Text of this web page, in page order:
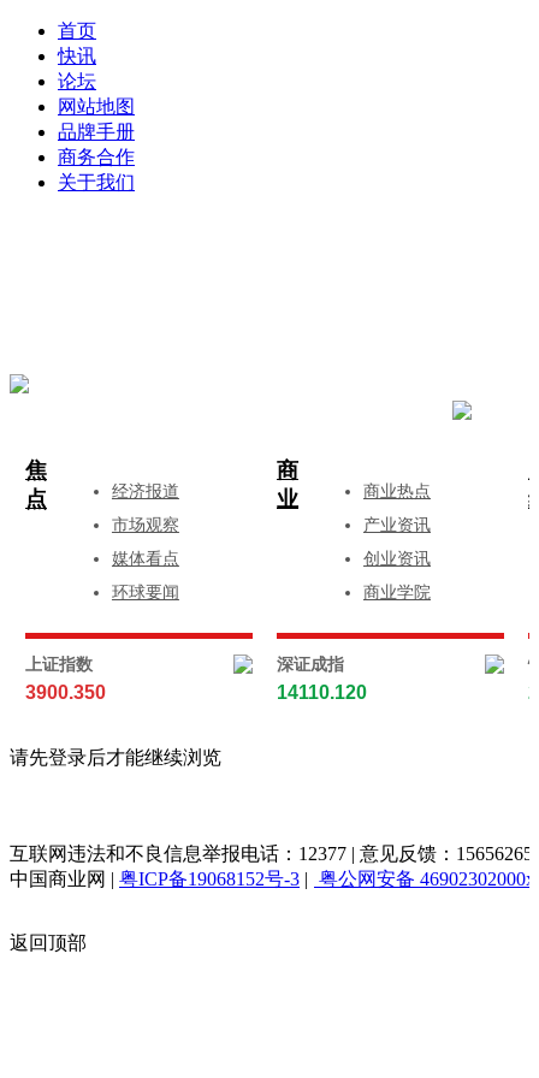
首页
快讯
论坛
网站地图
品牌手册
商务合作
关于我们
焦
点
经济报道
市场观察
媒体看点
环球要闻
商
业
商业热点
产业资讯
创业资讯
商业学院
上证指数
3900.350
深证成指
14110.120
请先登录后才能继续浏览
互联网违法和不良信息举报电话：12377 | 意见反馈：
中国商业网 | 粤ICP备19068152号-3 | 粤公网安备
返回顶部